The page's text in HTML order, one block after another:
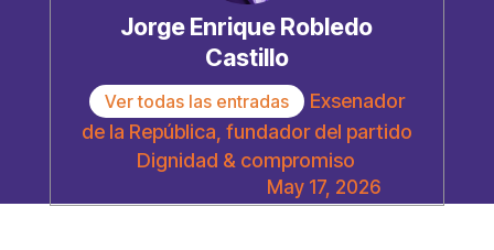
Jorge Enrique Robledo
Castillo
Ver todas las entradas
Exsenador
de la República, fundador del partido
Dignidad & compromiso
May 17, 2026